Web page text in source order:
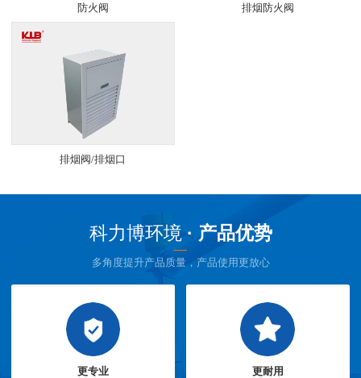
防火阀 排烟防火阀
排烟阀/排烟口
科力博环境 · 产品优势
多角度提升产品质量，产品使用更放心
更专业
更耐用